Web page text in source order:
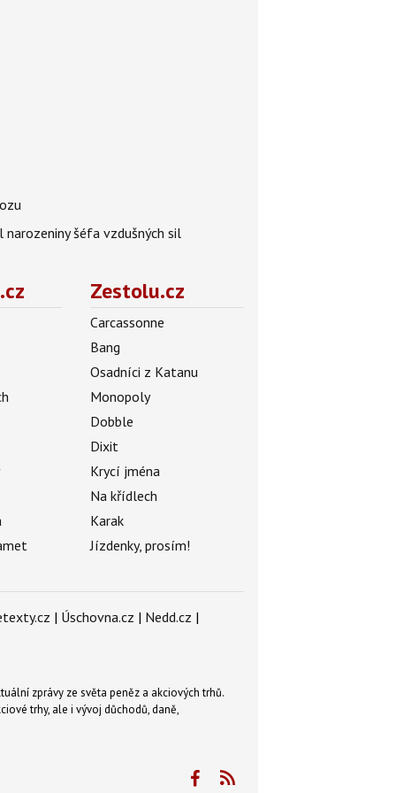
šéfa vzdušných sil
Zestolu.cz
Carcassonne
Bang
Osadníci z Katanu
Monopoly
Dobble
Dixit
Krycí jména
Na křídlech
Karak
Jízdenky, prosím!
| Úschovna.cz | Nedd.cz |
zprávy ze světa peněz a akciových trhů.
trhy, ale i vývoj důchodů, daně,